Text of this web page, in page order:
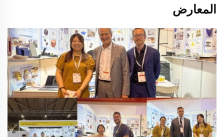
المعارض